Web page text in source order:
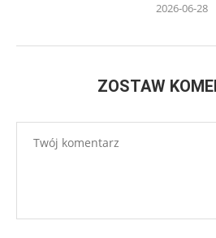
2026-06-28
ZOSTAW